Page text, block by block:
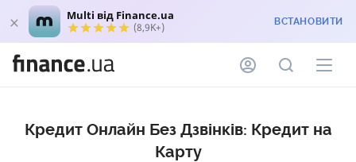
Multi від Finance.ua
(8,9K+) ВСТАНОВИТИ
Кредит Онлайн Без Дзвінків: Кредит на
Карту